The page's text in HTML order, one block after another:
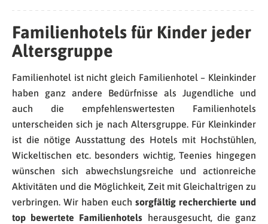
Familienhotels für Kinder jeder
Altersgruppe
Familienhotel ist nicht gleich Familienhotel – Kleinkinder
haben ganz andere Bedürfnisse als Jugendliche und
auch die empfehlenswertesten Familienhotels
unterscheiden sich je nach Altersgruppe. Für Kleinkinder
ist die nötige Ausstattung des Hotels mit Hochstühlen,
Wickeltischen etc. besonders wichtig, Teenies hingegen
wünschen sich abwechslungsreiche und actionreiche
Aktivitäten und die Möglichkeit, Zeit mit Gleichaltrigen zu
verbringen. Wir haben euch sorgfältig recherchierte und
top bewertete Familienhotels herausgesucht, die ganz